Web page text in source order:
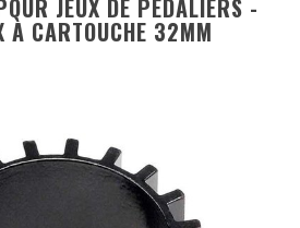
JEUX DE PÉDALIERS -
À CARTOUCHE 32MM